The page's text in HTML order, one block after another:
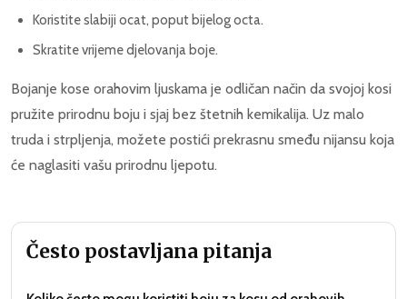
Koristite slabiji ocat, poput bijelog octa.
Skratite vrijeme djelovanja boje.
Bojanje kose orahovim ljuskama je odličan način da svojoj kosi
pružite prirodnu boju i sjaj bez štetnih kemikalija. Uz malo
truda i strpljenja, možete postići prekrasnu smeđu nijansu koja
će naglasiti vašu prirodnu ljepotu.
Često postavljana pitanja